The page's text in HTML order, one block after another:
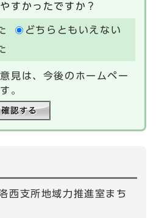
すかったですか？
どちらともいえない
見は、今後のホームペー
。
西支所地域力推進室まち